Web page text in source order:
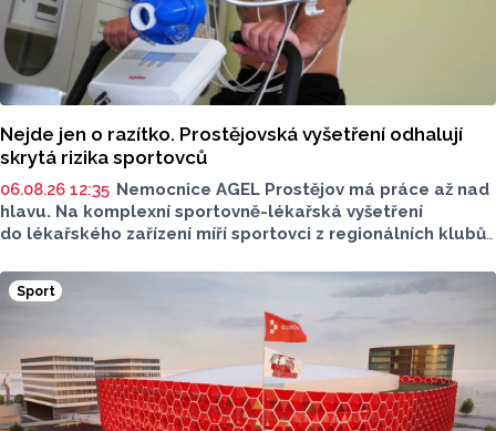
Nejde jen o razítko. Prostějovská vyšetření odhalují
skrytá rizika sportovců
06.08.26 12:35 Nemocnice AGEL Prostějov má práce až nad
hlavu. Na komplexní sportovně-lékařská vyšetření
do lékařského zařízení míří sportovci z regionálních klubů,
o tom tisková mluvčí nemocnice Radka Miloševská.
V Prostějově vyšetřují i sportovce z Moravskoslezského,
Zlínského nebo Jihomoravského kraje.
Sport